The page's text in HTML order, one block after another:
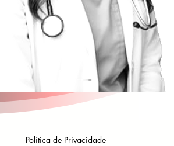
Política de Privacidade